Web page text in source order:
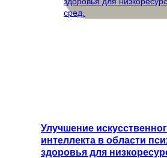
Улучшение
интеллекта в области
здоровья для